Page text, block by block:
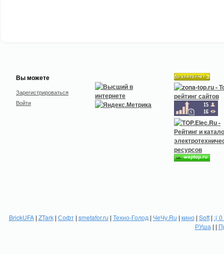
Вы можете
Зарегистрироваться
Войти
BrickUFA| ZTark| Софт| smetafor.ru | Техно-Голод | ЧеЧу.Ru | кино| Soft| :(
РУша | |